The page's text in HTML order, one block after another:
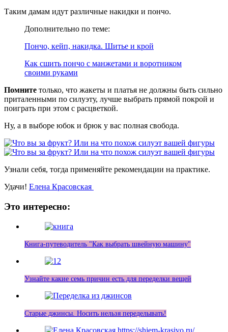
Таким дамам идут различные накидки и пончо.
Дополнительно по теме:
Пончо, кейп, накидка. Шитье и крой
Как сшить пончо с манжетами и воротником
своими руками
Помните только, что жакеты и платья не должны быть сильно
приталенными по силуэту, лучше выбрать прямой покрой и
поиграть при этом с расцветкой.
Ну, а в выборе юбок и брюк у вас полная свобода.
Узнали себя, тогда применяйте рекомендации на практике.
Удачи! Елена Красовская
Это интересно:
Книга-путеводитель "Как выбрать швейную машину"
Узнайте какие семь причин есть для переделки вещей
Старые джинсы. Носить нельзя переделывать!